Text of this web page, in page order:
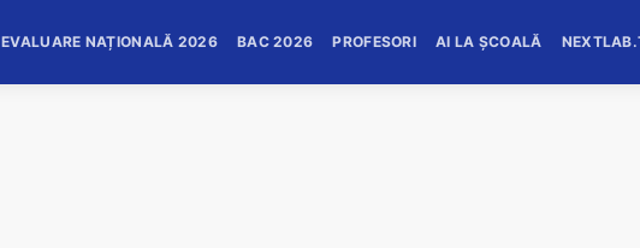
EVALUARE NAȚIONALĂ 2026 BAC 2026 PROFESORI AI LA ȘCOALĂ